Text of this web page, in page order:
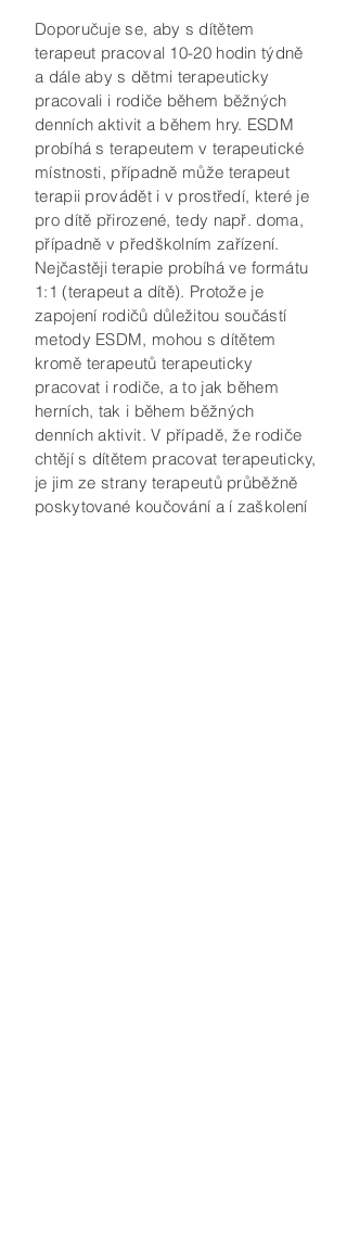
Doporučuje se, aby s dítětem
terapeut pracoval 10-20 hodin týdně
a dále aby s dětmi terapeuticky
pracovali i rodiče během běžných
denních aktivit a během hry. ESDM
probíhá s terapeutem v terapeutické
místnosti, případně může terapeut
terapii provádět i v prostředí, které je
pro dítě přirozené, tedy např. doma,
případně v předškolním zařízení.
Nejčastěji terapie probíhá ve formátu
1:1 (terapeut a dítě). Protože je
zapojení rodičů důležitou součástí
metody ESDM, mohou s dítětem
kromě terapeutů terapeuticky
pracovat i rodiče, a to jak během
herních, tak i během běžných
denních aktivit. V případě, že rodiče
chtějí s dítětem pracovat terapeuticky,
je jim ze strany terapeutů průběžně
poskytované koučování a í zaškolení